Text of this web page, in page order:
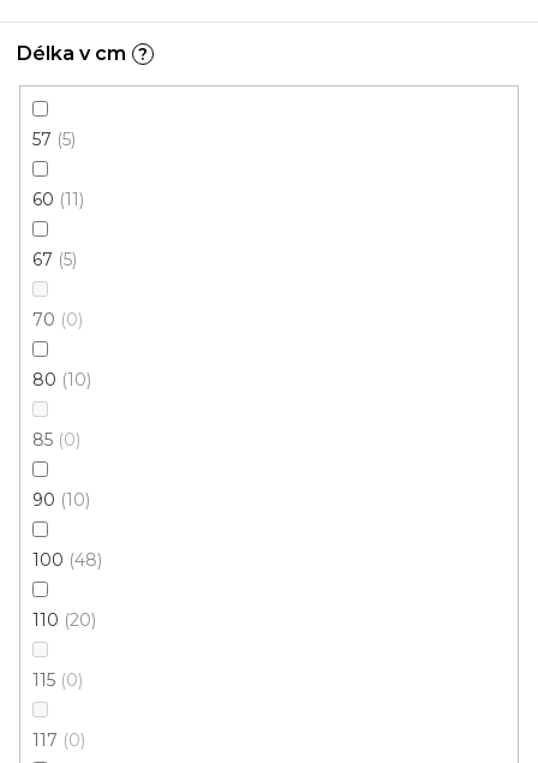
Délka v cm ?
57 5
60 11
67 5
70 0
80 10
85 0
90 10
100 48
110 20
115 0
117 0
Kusový koberec Berfin ALFA NOVA 7206 brown
od 384 Kč
80x150 cm